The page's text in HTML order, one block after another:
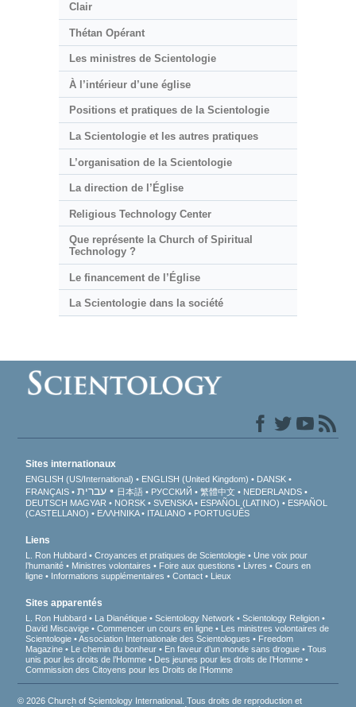
Clair
Thétan Opérant
Les ministres de Scientologie
À l’intérieur d’une église
Positions et pratiques de la Scientologie
La Scientologie et les autres pratiques
L’organisation de la Scientologie
La direction de l’Église
Religious Technology Center
Que représente la Church of Spiritual
Technology ?
Le financement de l’Église
La Scientologie dans la société
Sites internationaux
ENGLISH (US/International) ENGLISH (United Kingdom)
DANSK
FRANÇAIS
עברית 日本語 РУССКИЙ 繁體中文
NEDERLANDS
DEUTSCH MAGYAR NORSK SVENSKA ESPAÑOL (LATINO)
ESPAÑOL
(CASTELLANO)
ΕΛΛΗΝΙΚA ITALIANO PORTUGUÊS
Liens
L. Ron Hubbard Croyances et pratiques de Scientologie
Une voix pour
l’humanité
Ministres volontaires Foire aux questions Livres
Cours en
ligne
Informations supplémentaires Contact Lieux
Sites apparentés
L. Ron Hubbard La Dianétique Scientology Network
Scientology Religion
David Miscavige
Commencer un cours en ligne
Les ministres volontaires de
Scientologie
Association Internationale des Scientologues
Freedom
Magazine
Le chemin du bonheur En faveur d’un monde sans drogue
Tous
unis pour les droits de l’Homme
Des jeunes pour les droits de l’Homme
Commission des Citoyens pour les Droits de l’Homme
© 2026 Church of Scientology International. Tous droits de reproduction et